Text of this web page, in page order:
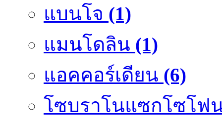
แบนโจ (1)
แมนโดลิน (1)
แอคคอร์เดียน (6)
โซบราโนแซกโซโฟ